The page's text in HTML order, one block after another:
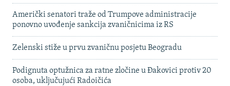
Američki senatori traže od Trumpove administracije
ponovno uvođenje sankcija zvaničnicima iz RS
Zelenski stiže u prvu zvaničnu posjetu Beogradu
Podignuta optužnica za ratne zločine u Đakovici protiv 20
osoba, uključujući Radoičića